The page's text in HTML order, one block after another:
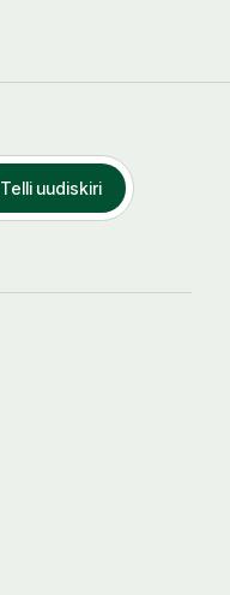
Telli uudiskiri